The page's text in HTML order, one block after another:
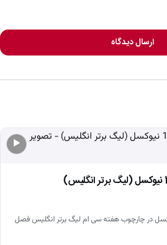
ارسال دیدگاه
▶
در چارچوب هفته سی ام لیگ برتر انگلیس فصل